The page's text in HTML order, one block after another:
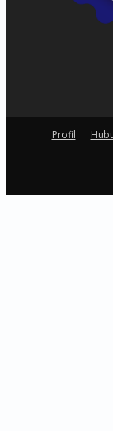
Profil